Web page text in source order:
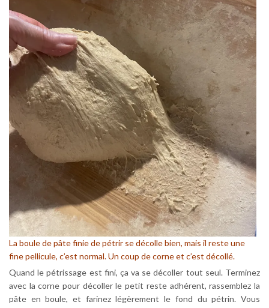
La boule de pâte finie de pétrir se décolle bien, mais il reste une
fine pellicule, c’est normal. Un coup de corne et c’est décollé.
Quand le pétrissage est fini, ça va se décoller tout seul. Terminez
avec la corne pour décoller le petit reste adhérent, rassemblez la
pâte en boule, et farinez légèrement le fond du pétrin. Vous